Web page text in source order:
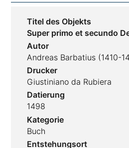
Titel des Objekts
Super primo et secundo
Autor
Andreas Barbatius (1410-
Drucker
Giustiniano da Rubiera
Datierung
1498
Kategorie
Buch
Entstehungsort